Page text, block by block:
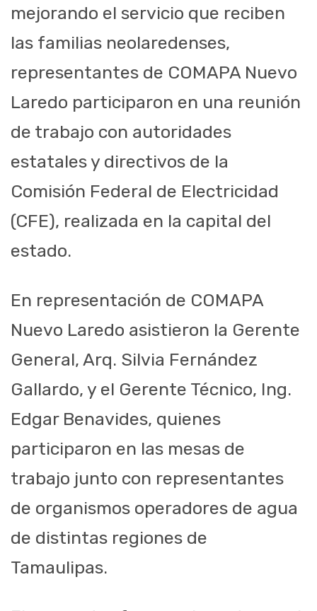
mejorando el servicio que reciben
las familias neolaredenses,
representantes de COMAPA Nuevo
Laredo participaron en una reunión
de trabajo con autoridades
estatales y directivos de la
Comisión Federal de Electricidad
(CFE), realizada en la capital del
estado.
En representación de COMAPA
Nuevo Laredo asistieron la Gerente
General, Arq. Silvia Fernández
Gallardo, y el Gerente Técnico, Ing.
Edgar Benavides, quienes
participaron en las mesas de
trabajo junto con representantes
de organismos operadores de agua
de distintas regiones de
Tamaulipas.